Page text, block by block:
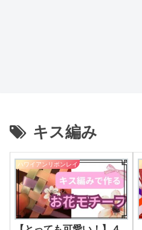
キス編み
ハワイアンリボンレイ